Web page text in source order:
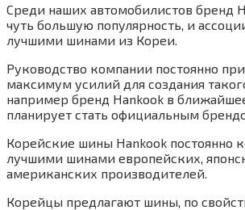
Среди наших автомобилистов бренд
чуть большую популярность, и
лучшими шинами из Кореи.
Руководство компании постоянно
максимум усилий для создания
например бренд Hankook в
планирует стать официальным
Корейские шины Hankook постоянно
лучшими шинами европейских,
американских производителей.
Корейцы предлагают шины, по